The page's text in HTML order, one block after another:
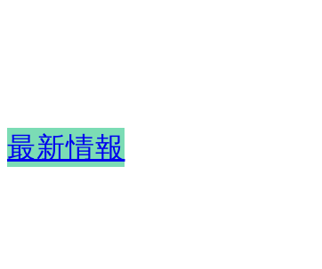
ッ
プ
最新情報